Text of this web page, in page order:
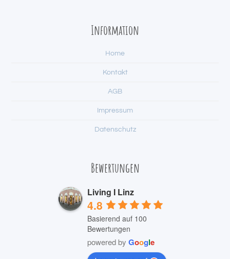
Information
Home
Kontakt
AGB
Impressum
Datenschutz
Bewertungen
Living I Linz
4.8
Basierend auf 100
Bewertungen
powered by Google